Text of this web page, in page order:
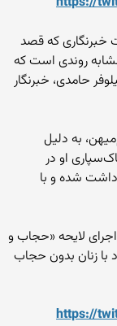
خبرنگاری که قصد
روندی است که
حامدی، خبرنگار
به دلیل
او در
شده‌ و با
لایحه «حجاب و
با زنان بدون حجاب
https://